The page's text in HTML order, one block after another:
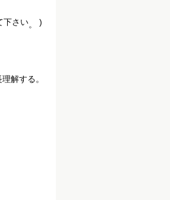
下さい。 )
解する。